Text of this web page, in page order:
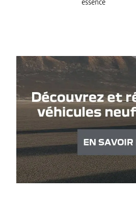
essence